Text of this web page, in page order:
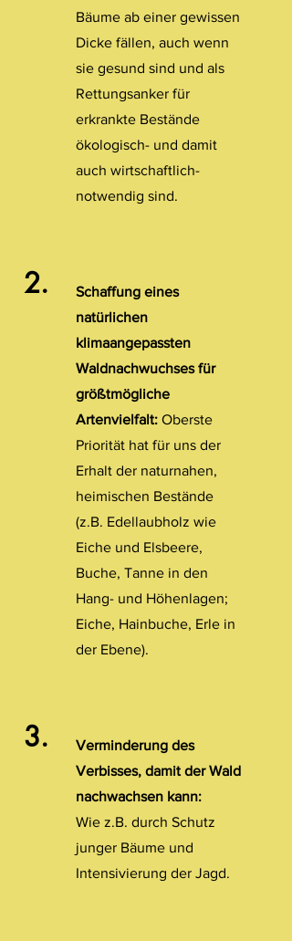
Bäume ab einer gewissen
Dicke fällen, auch wenn
sie gesund sind und als
Rettungsanker für
erkrankte Bestände
ökologisch- und damit
auch wirtschaftlich-
notwendig sind.
2.
Schaffung eines
natürlichen
klimaangepassten
Waldnachwuchses für
größtmögliche
Artenvielfalt: Oberste
Priorität hat für uns der
Erhalt der naturnahen,
heimischen Bestände
(z.B. Edellaubholz wie
Eiche und Elsbeere,
Buche, Tanne in den
Hang- und Höhenlagen;
Eiche, Hainbuche, Erle in
der Ebene).
3.
Verminderung des
Verbisses, damit der Wald
nachwachsen kann:
Wie z.B. durch Schutz
junger Bäume und
Intensivierung der Jagd.